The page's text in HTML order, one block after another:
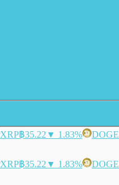
XRP฿35.22 ▼ 1.83% DOGE
XRP฿35.22 ▼ 1.83% DOGE